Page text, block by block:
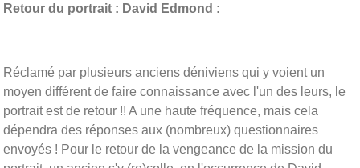
Retour du portrait : David Edmond :
Réclamé par plusieurs anciens déniviens qui y voient un
moyen différent de faire connaissance avec l'un des leurs, le
portrait est de retour !! A une haute fréquence, mais cela
dépendra des réponses aux (nombreux) questionnaires
envoyés ! Pour le retour de la vengeance de la mission du